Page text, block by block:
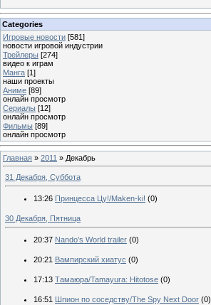
Categories
Игровые новости [581]
новости игровой индустрии
Трейлеры [274]
видео к играм
Манга [1]
наши проекты
Аниме [89]
онлайн просмотр
Сериалы [12]
онлайн просмотр
Фильмы [89]
онлайн просмотр
Главная » 2011 » Декабрь
31 Декабря, Суббота
13:26 Принцесса Цу!/Maken-ki! (0)
30 Декабря, Пятница
20:37 Nando's World trailer (0)
20:21 Вампирский хиатус (0)
17:13 Тамаюра/Tamayura: Hitotose (0)
16:51 Шпион по соседству/The Spy Next Door (0)